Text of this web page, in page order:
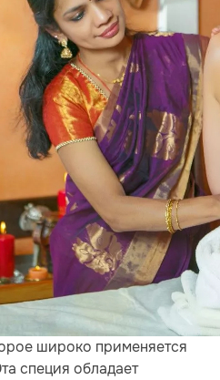
широко применяется
специя обладает